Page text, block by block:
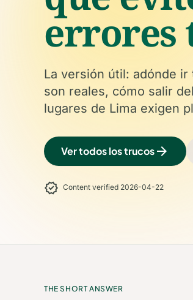
errores
La versión útil: adónde
son reales, cómo salir
lugares de Lima exigen
Ver todos los trucosarrow_forward
verified Content verified 2026-04-22
THE SHORT ANSWER